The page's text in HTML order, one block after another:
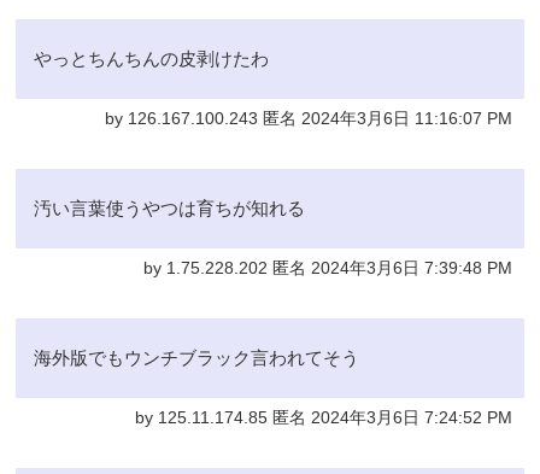
やっとちんちんの皮剥けたわ
by 126.167.100.243 匿名 2024年3月6日 11:16:07 PM
汚い言葉使うやつは育ちが知れる
by 1.75.228.202 匿名 2024年3月6日 7:39:48 PM
海外版でもウンチブラック言われてそう
by 125.11.174.85 匿名 2024年3月6日 7:24:52 PM